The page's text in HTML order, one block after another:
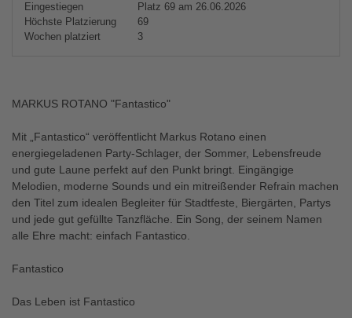
Eingestiegen
Platz 69 am 26.06.2026
Höchste Platzierung
69
Wochen platziert
3
MARKUS ROTANO "Fantastico"
Mit „Fantastico“ veröffentlicht Markus Rotano einen
energiegeladenen Party-Schlager, der Sommer, Lebensfreude
und gute Laune perfekt auf den Punkt bringt. Eingängige
Melodien, moderne Sounds und ein mitreißender Refrain machen
den Titel zum idealen Begleiter für Stadtfeste, Biergärten, Partys
und jede gut gefüllte Tanzfläche. Ein Song, der seinem Namen
alle Ehre macht: einfach Fantastico.
Fantastico
Das Leben ist Fantastico